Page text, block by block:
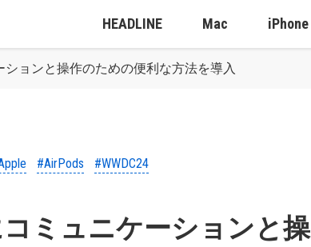
HEADLINE Mac iPhone
ションと操作のための便利な方法を導入
#AirPods #WWDC24
コミュニケーションと操